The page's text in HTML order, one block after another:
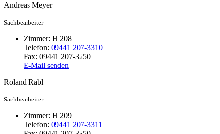
Andreas Meyer
Sachbearbeiter
Zimmer: H 208
Telefon: 09441 207-3310
Fax: 09441 207-3250
E-Mail senden
Roland Rabl
Sachbearbeiter
Zimmer: H 209
Telefon: 09441 207-3311